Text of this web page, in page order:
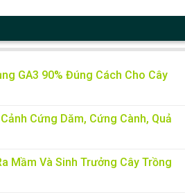
GA3 90% Đúng Cách Cho Cây
Cứng Dăm, Cứng Cành, Quả
Mầm Và Sinh Trưởng Cây Trồng